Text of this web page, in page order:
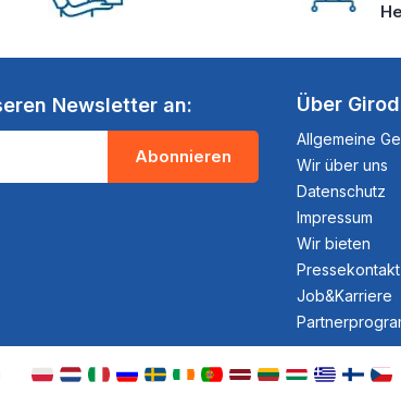
Newsletter an:
Abonnieren
Über
Allgemeine
Wir über uns
Datenschutz
Impressum
Wir bieten
Pressekontakt
Job&Karriere